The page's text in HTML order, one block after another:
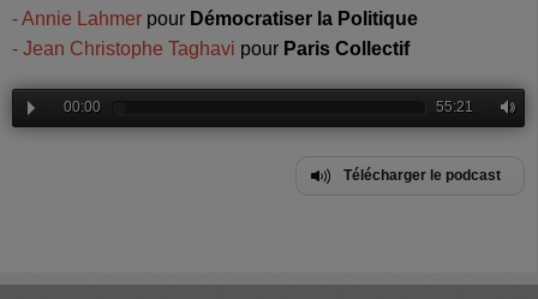
- Annie Lahmer pour Démocratiser la Politique
- Jean Christophe Taghavi pour Paris Collectif
00:00 55:21
Télécharger le podcast